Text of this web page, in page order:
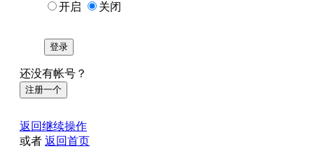
开启
关闭
登录
还没有帐号？
注册一个
返回继续操作
或者 返回首页